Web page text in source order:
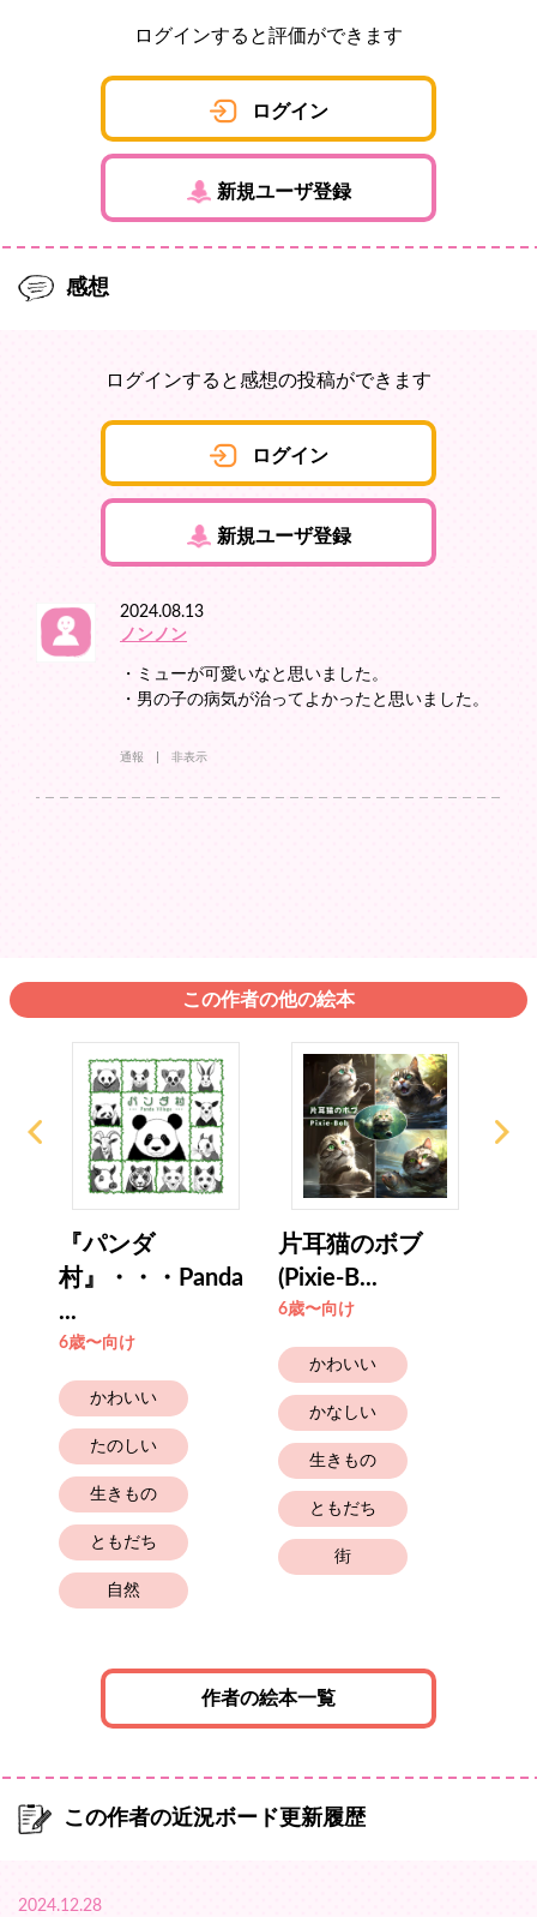
ログインすると評価ができます
ログイン
新規ユーザ登録
感想
ログインすると感想の投稿ができます
ログイン
新規ユーザ登録
2024.08.13
ノンノン
・ミューが可愛いなと思いました。
・男の子の病気が治ってよかったと思いました。
通報 非表示
この作者の他の絵本
『パンダ
村』・・・Panda
...
6歳〜向け
かわいい
たのしい
生きもの
ともだち
自然
片耳猫のボブ
(Pixie-B...
6歳〜向け
かわいい
かなしい
生きもの
ともだち
街
作者の絵本一覧
この作者の近況ボード更新履歴
2024.12.28